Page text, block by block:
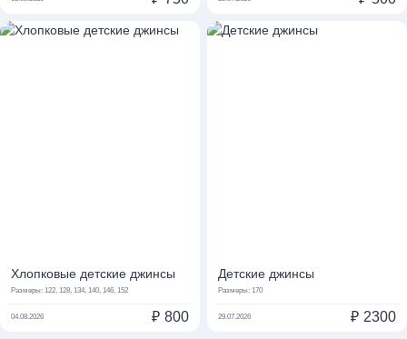
Хлопковые детские джинсы
Размеры: 122, 128, 134, 140, 146, 152
04.08.2026 ₽ 800
Детские джинсы
Размеры: 170
29.07.2026 ₽ 2300